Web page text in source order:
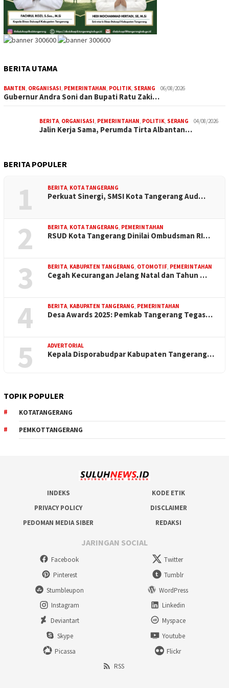
BERITA UTAMA
BANTEN, ORGANISASI, PEMERINTAHAN, POLITIK, SERANG 06/08/2026
Gubernur Andra Soni dan Bupati Ratu Zaki…
BERITA, ORGANISASI, PEMERINTAHAN, POLITIK, SERANG 04/08/2026
Jalin Kerja Sama, Perumda Tirta Albantan…
BERITA POPULER
1 BERITA, KOTA TANGERANG
Perkuat Sinergi, SMSI Kota Tangerang Aud…
2 BERITA, KOTA TANGERANG, PEMERINTAHAN
RSUD Kota Tangerang Dinilai Ombudsman RI…
3 BERITA, KABUPATEN TANGERANG, OTOMOTIF, PEMERINTAHAN
Cegah Kecurangan Jelang Natal dan Tahun …
4 BERITA, KABUPATEN TANGERANG, PEMERINTAHAN
Desa Awards 2025: Pemkab Tangerang Tegas…
5 ADVERTORIAL
Kepala Disporabudpar Kabupaten Tangerang…
TOPIK POPULER
KOTATANGERANG
PEMKOTTANGERANG
INDEKS
KODE ETIK
PRIVACY POLICY
DISCLAIMER
PEDOMAN MEDIA SIBER
REDAKSI
JARINGAN SOCIAL
Facebook
Twitter
Pinterest
Tumblr
Stumbleupon
WordPress
Instagram
Linkedin
Deviantart
Myspace
Skype
Youtube
Picassa
Flickr
RSS